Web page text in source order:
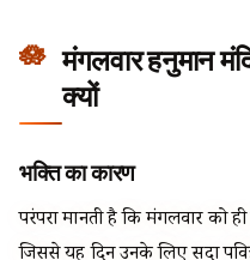
मंगलवार हनुमान
क्यों
भक्ति का कारण
परंपरा मानती है कि मंगलवार को